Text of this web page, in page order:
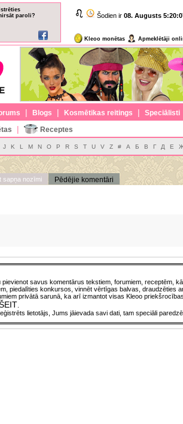
paroli?
Šodien ir 08. Augusts
Kleoo monētas Apmeklētāji
| Blogs | Kosmētikas reitings | Speciālisti
| Receptes
J K L M N O P R S T U V Z # А Б В Г Д Е
sapņa nozīmi Pēdējie komentāri
pievienot savus komentārus tekstiem, forumiem, receptēm,
piedalīties konkursos, vinnēt vērtīgas balvas, draudzēties
privātā sarunā, ka arī izmantot visas Kleoo
lietotājs, Jums jāievada savi dati, tam speciāli